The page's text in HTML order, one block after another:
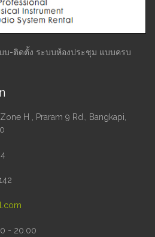
บ-ติดตั้ง ระบบห้องประชุม แบบครบ
H , Praram 9 Rd., Bangkapi,
- 20.00